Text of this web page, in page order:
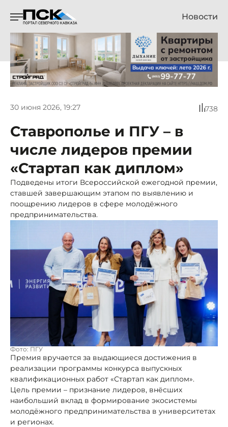
Новости
30 июня 2026, 19:27 738
Ставрополье и ПГУ – в
числе лидеров премии
«Стартап как диплом»
Подведены итоги Всероссийской ежегодной премии,
ставшей завершающим этапом по выявлению и
поощрению лидеров в сфере молодёжного
предпринимательства.
Фото: ПГУ
Премия вручается за выдающиеся достижения в
реализации программы конкурса выпускных
квалификационных работ «Стартап как диплом».
Цель премии – признание лидеров, внёсших
наибольший вклад в формирование экосистемы
молодёжного предпринимательства в университетах
и регионах.